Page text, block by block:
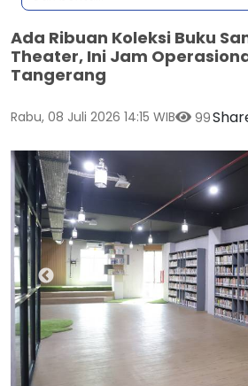
Ada Ribuan Koleksi Buku
Theater, Ini Jam
Tangerang
Rabu, 08 Juli 2026 14:15 WIB 99